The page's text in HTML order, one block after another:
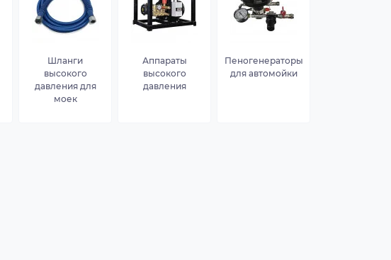
Шланги
высокого
давления для
моек
Аппараты
высокого
давления
Пеногенераторы
для автомойки